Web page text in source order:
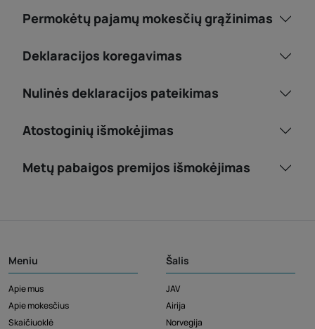
Permokėtų pajamų mokesčių grąžinimas
Deklaracijos koregavimas
Nulinės deklaracijos pateikimas
Atostoginių išmokėjimas
Metų pabaigos premijos išmokėjimas
Meniu
Apie mus
Apie mokesčius
Skaičiuoklė
Šalis
JAV
Airija
Norvegija